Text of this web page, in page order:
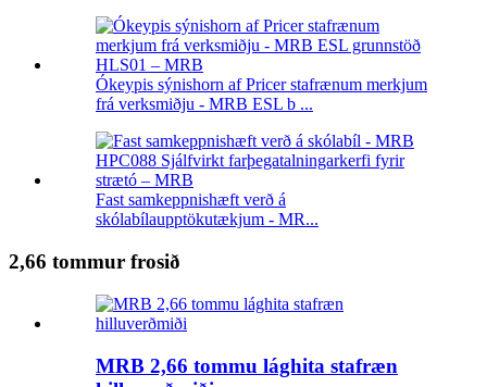
Ókeypis sýnishorn af Pricer stafrænum merkjum
frá verksmiðju - MRB ESL b ...
Fast samkeppnishæft verð á
skólabílaupptökutækjum - MR...
2,66 tommur frosið
MRB 2,66 tommu lághita stafræn